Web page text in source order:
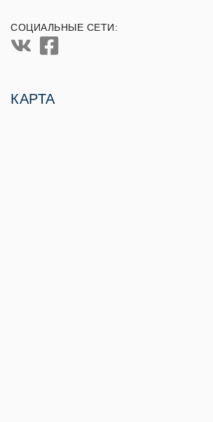
СОЦИАЛЬНЫЕ СЕТИ:
КАРТА